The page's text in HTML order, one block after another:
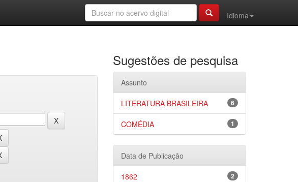
Idioma
Sugestões de pesquisa
Assunto
6
LITERATURA BRASILEIRA
1
COMÉDIA
Data de Publicação
2
1862